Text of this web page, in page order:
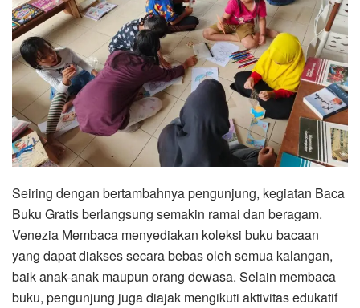
Seiring dengan bertambahnya pengunjung, kegiatan Baca
Buku Gratis berlangsung semakin ramai dan beragam.
Venezia Membaca menyediakan koleksi buku bacaan
yang dapat diakses secara bebas oleh semua kalangan,
baik anak-anak maupun orang dewasa. Selain membaca
buku, pengunjung juga diajak mengikuti aktivitas edukatif